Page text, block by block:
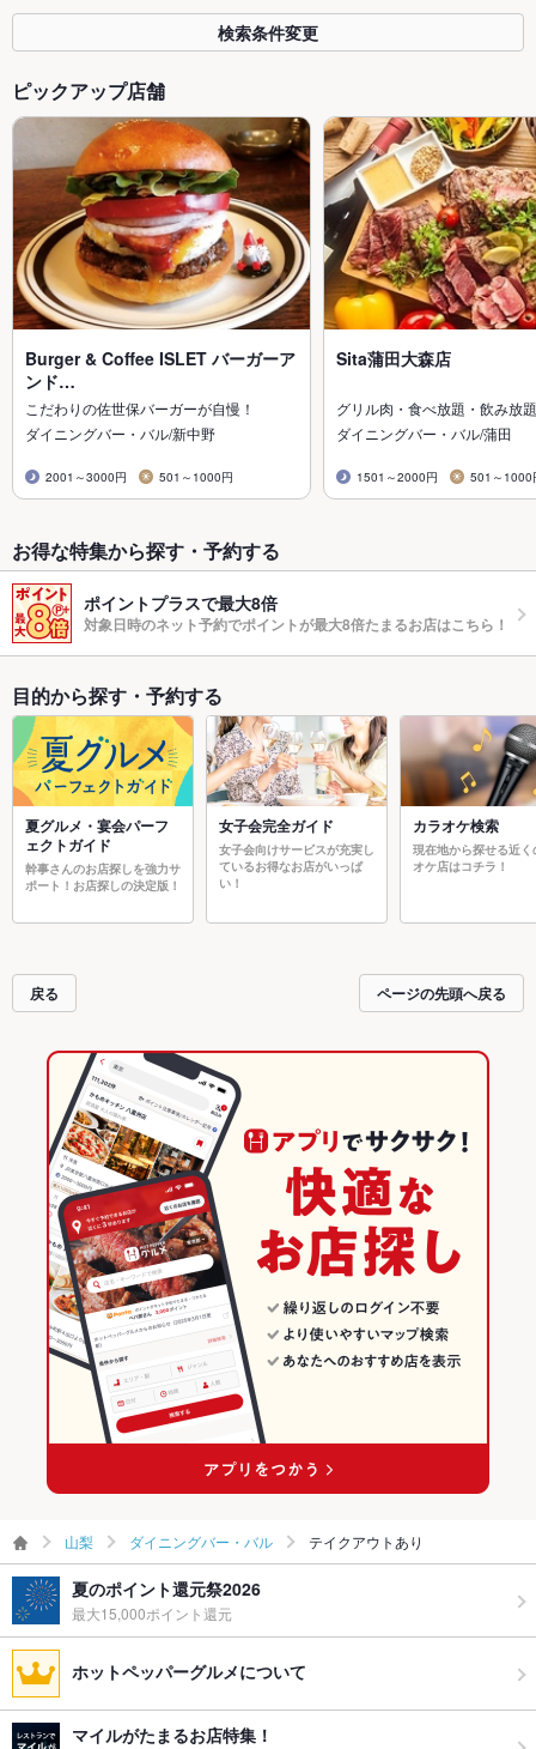
検索条件変更
ピックアップ店舗
Burger & Coffee ISLET バーガーア
ンド…
こだわりの佐世保バーガーが自慢！
ダイニングバー・バル/新中野
2001～3000円 501～1000円
Sita蒲田大森店
グリル肉・食べ放題・飲み放
ダイニングバー・バル/蒲田
1501～2000円 501～1000
お得な特集から探す・予約する
ポイントプラスで最大8倍
対象日時のネット予約でポイントが最大8倍たまるお店はこちら！
目的から探す・予約する
夏グルメ・宴会パーフ
ェクトガイド
幹事さんのお店探しを強力サ
ポート！お店探しの決定版！
女子会完全ガイド
女子会向けサービスが充実し
ているお得なお店がいっぱ
い！
カラオケ検索
現在地から探せる近く
オケ店はコチラ！
戻る ページの先頭へ戻る
山梨 ダイニングバー・バル テイクアウトあり
夏のポイント還元祭2026
最大15,000ポイント還元
ホットペッパーグルメについて
マイルがたまるお店特集！